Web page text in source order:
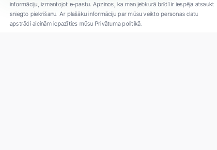
informāciju, izmantojot e-pastu. Apzinos, ka man jebkurā brīdī ir iespēja atsaukt
sniegto piekrišanu. Ar plašāku informāciju par mūsu veikto personas datu
apstrādi aicinām iepazīties mūsu Privātuma politikā.